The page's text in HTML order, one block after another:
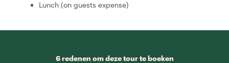
Lunch (on guests expense)
6 redenen om deze tour te boeken